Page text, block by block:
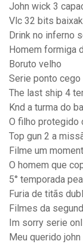
John wick 3
Vlc 32 bits
Drink no inferno
Homem formiga
Boruto velho
Serie ponto
The last ship 4
Knd a turma do
O filho protegido
Top gun 2 a
Filme um
O homem que
5° temporada
Furia de titãs
Filmes da
Im sorry serie
Meu querido